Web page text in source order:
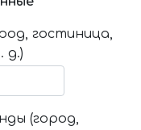
гостиница,
д.)
(город,